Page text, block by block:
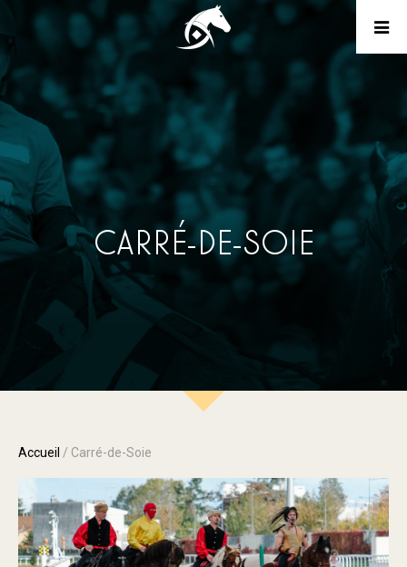
CARRÉ-DE-SOIE
Accueil / Carré-de-Soie